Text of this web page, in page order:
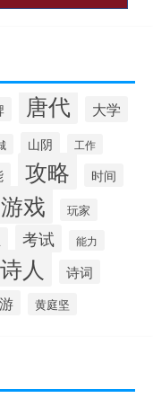
唐代 大学
山阴 工作
攻略
时间
游戏 玩家
考试 能力
诗人 诗词
黄庭坚